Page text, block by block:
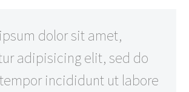
INC/ELEMENTOR/
CONTENT-
ON LINE
dolor sit amet,
adipisicing elit, sed do
incididunt ut labore